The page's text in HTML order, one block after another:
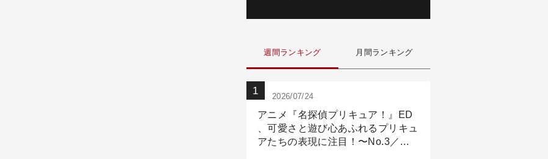
週間ランキング 月間ランキング
2026/07/24
アニメ『名探偵プリキュア！』ED
、可愛さと遊び心あふれるプリキュ
アたちの表現に注目！〜No.3／ア